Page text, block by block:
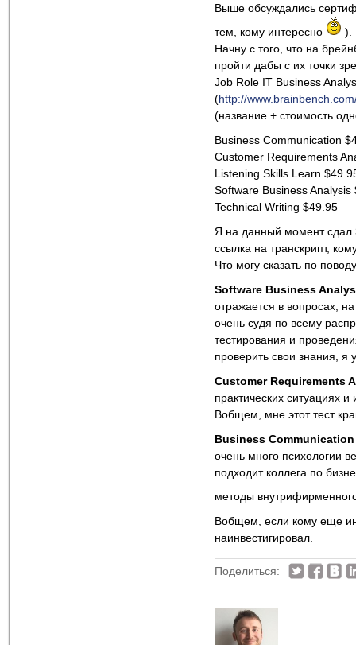
Выше обсуждались
тем, кому интересно
).
Начну с того, что на
пройти дабы с их точки
Job Role IT Business
(http://
(название + стоимость
Business Communication
Customer Requirements
Listening Skills Learn
Software Business Analysis
Technical Writing $49.95
Я на данный момент сдал
ссылка на транскрипт,
Что могу сказать по
Software Business
отражается в вопросах,
очень судя по всему
тестирования и
проверить свои знания, я
Customer Requirements
практических ситуациях
Вобщем, мне этот тест
Business Communication
очень много психологии
подходит коллега по
методы
Вобщем, если кому еще
наинвестигировал.
Поделиться: